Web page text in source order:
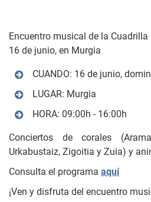
Encuentro musical de la Cuadrilla
16 de junio, en Murgia
CUANDO: 16 de junio,
LUGAR: Murgia
HORA: 09:00h - 16:00h
Conciertos de corales
Urkabustaiz, Zigoitia y Zuia) y
Consulta el programa aquí
¡Ven y disfruta del encuentro